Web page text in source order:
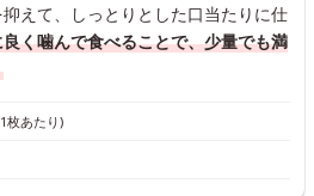
えて、しっとりとした口当たりに仕
く噛んで食べることで、少量でも満
枚あたり)